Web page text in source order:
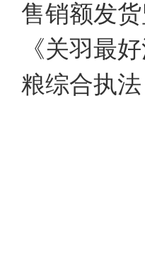
售销额发
《关羽最
粮综合执